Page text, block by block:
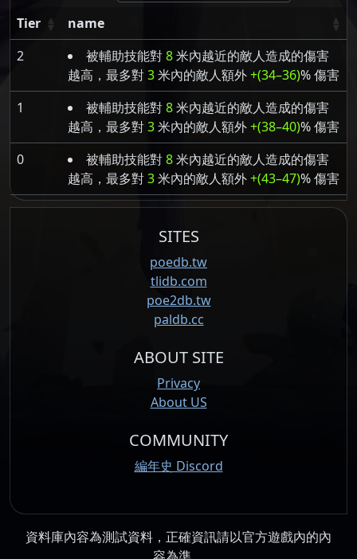
Tier
name
2
被輔助技能對8米內越近的敵人造成的傷害
越高，最多對3米內的敵人額外+(34–36)% 傷害
1
被輔助技能對8米內越近的敵人造成的傷害
越高，最多對3米內的敵人額外+(38–40)% 傷害
0
被輔助技能對8米內越近的敵人造成的傷害
越高，最多對3米內的敵人額外+(43–47)% 傷害
SITES
poedb.tw
tlidb.com
poe2db.tw
paldb.cc
ABOUT SITE
Privacy
About US
COMMUNITY
編年史 Discord
資料庫內容為測試資料，正確資訊請以官方遊戲內的內